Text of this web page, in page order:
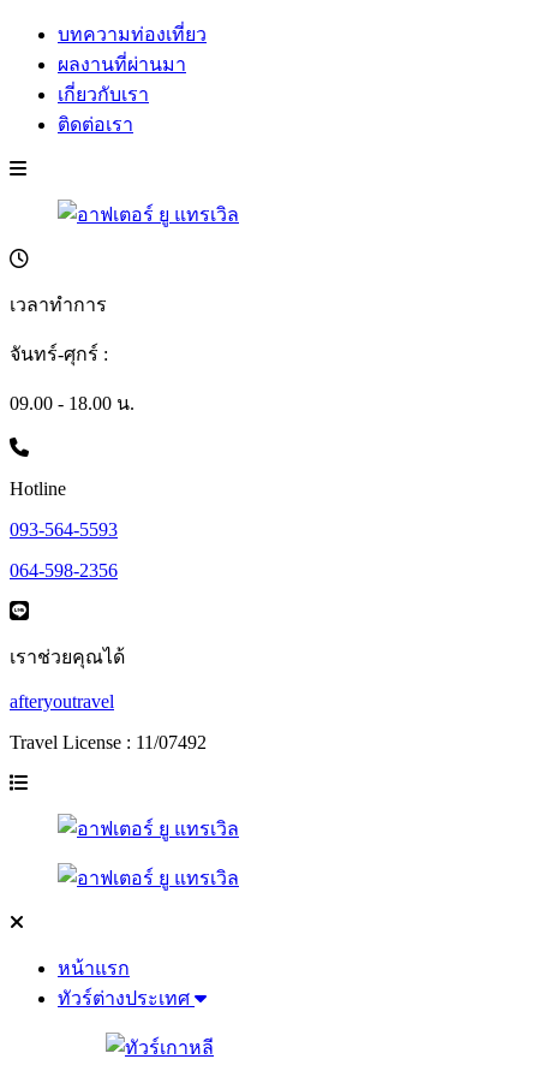
บทความท่องเที่ยว
ผลงานที่ผ่านมา
เกี่ยวกับเรา
ติดต่อเรา
เวลาทำการ
จันทร์-ศุกร์ :
09.00 - 18.00 น.
Hotline
093-564-5593
064-598-2356
เราช่วยคุณได้
afteryoutravel
Travel License : 11/07492
หน้าแรก
ทัวร์ต่างประเทศ